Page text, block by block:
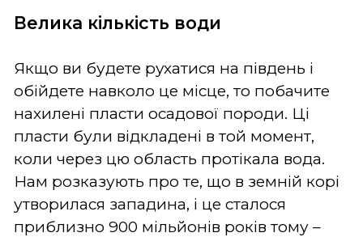
Велика кількість води
Якщо ви будете рухатися на південь і
обійдете навколо це місце, то побачите
нахилені пласти осадової породи. Ці
пласти були відкладені в той момент,
коли через цю область протікала вода.
Нам розказують про те, що в земній корі
утворилася западина, і це сталося
приблизно 900 мільйонів років тому –